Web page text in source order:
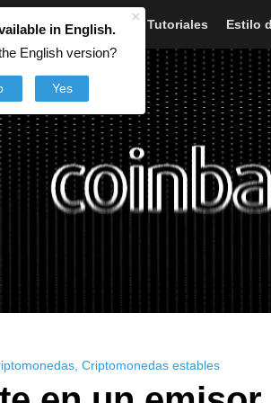
×
in English.
English version?
Yes
Artículos Noticias Tutoriales Estilo
Criptomonedas estables